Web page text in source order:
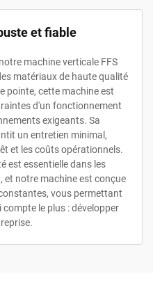
et fiable
machine verticale FFS
matériaux de haute qualité
pointe, cette machine est
d'un fonctionnement
exigeants. Sa
un entretien minimal,
et les coûts opérationnels.
est essentielle dans les
notre machine est conçue
vous permettant
le plus : développer